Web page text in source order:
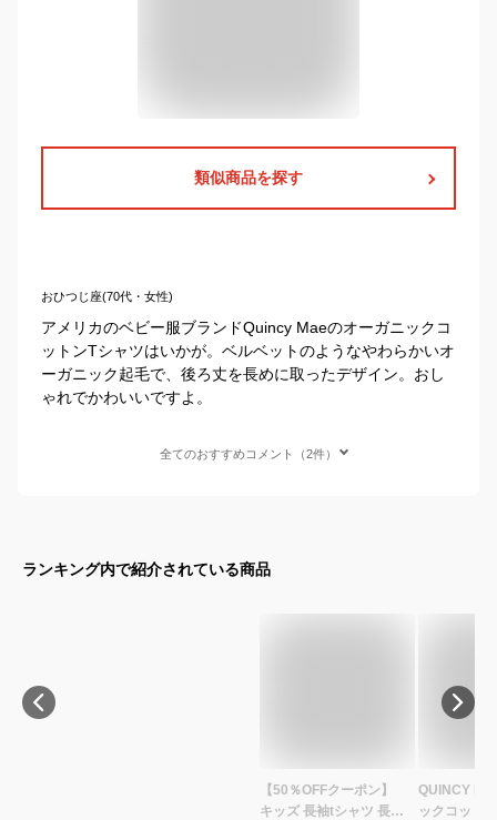
類似商品を探す
おひつじ座(70代・女性)
アメリカのベビー服ブランドQuincy Maeのオーガニックコ
ットンTシャツはいかが。ベルベットのようなやわらかいオ
ーガニック起毛で、後ろ丈を長めに取ったデザイン。おし
ゃれでかわいいですよ。
全てのおすすめコメント（2件）
ランキング内で紹介されている商品
【50％OFFクーポン】
キッズ 長袖tシャツ 長袖
QUINCY
ックコット